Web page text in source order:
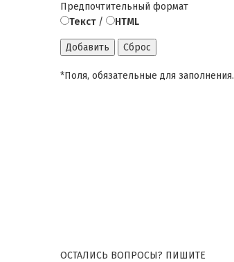
Предпочтительный формат
Текст/ HTML
*Поля, обязательные для заполнения.
ОСТАЛИСЬ ВОПРОСЫ? ПИШИТЕ